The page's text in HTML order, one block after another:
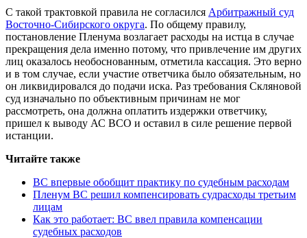
С такой трактовкой правила не согласился Арбитражный суд
Восточно-Сибирского округа. По общему правилу,
постановление Пленума возлагает расходы на истца в случае
прекращения дела именно потому, что привлечение им других
лиц оказалось необоснованным, отметила кассация. Это верно
и в том случае, если участие ответчика было обязательным, но
он ликвидировался до подачи иска. Раз требования Скляновой
суд изначально по объективным причинам не мог
рассмотреть, она должна оплатить издержки ответчику,
пришел к выводу АС ВСО и оставил в силе решение первой
истанции.
Читайте также
ВС впервые обобщит практику по судебным расходам
Пленум ВС решил компенсировать судрасходы третьим
лицам
Как это работает: ВС ввел правила компенсации
судебных расходов